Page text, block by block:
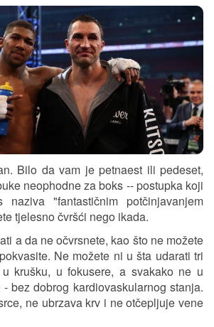
Bilo da vam je petnaest ili pedeset,
neophodne za boks -- postupka koji
"fantastičnim potčinjavanjem
tjelesno čvršći nego ikada.
a da ne očvrsnete, kao što ne možete
Ne možete ni u šta udarati tri
krušku, u fokusere, a svakako ne u
bez dobrog kardiovaskularnog stanja.
ne ubrzava krv i ne otčepljuje vene